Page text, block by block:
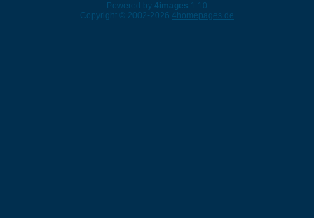
Powered by 4images 1.10
Copyright © 2002-2026 4homepages.de